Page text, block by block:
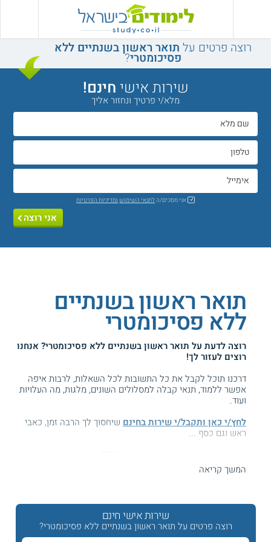
רוצה פרטים על תואר ראשון בשנתיים ללא
פסיכומטרי?
שירות אישיחינם!
מלא/י פרטיך ונחזור אליך
אני מסכים/הלתנאי השימוש ומדיניות הפרטיות
אני רוצה
תואר ראשון בשנתיים
ללא פסיכומטרי
רוצה לדעת על תואר ראשון בשנתיים ללא פסיכומטרי? אנחנו
רוצים לעזור לך!
דרכנו תוכל לקבל את כל התשובות לכל השאלות, לרבות איפה
אפשר ללמוד, תנאי קבלה למסלולים השונים, מלגות, מה העלויות
ועוד.
לחץ/י כאן ותקבל/י שירות בחינם שיחסוך לך הרבה זמן, כאבי
ראש וגם כסף ...
עזרנו גם לך? דרג אותנו:
תואר ראשון בשנתיים בלי פסיכומטרי
המשך קריאה
שירות אישי חינם
רוצה פרטים על תואר ראשון בשנתיים ללא פסיכומטרי?